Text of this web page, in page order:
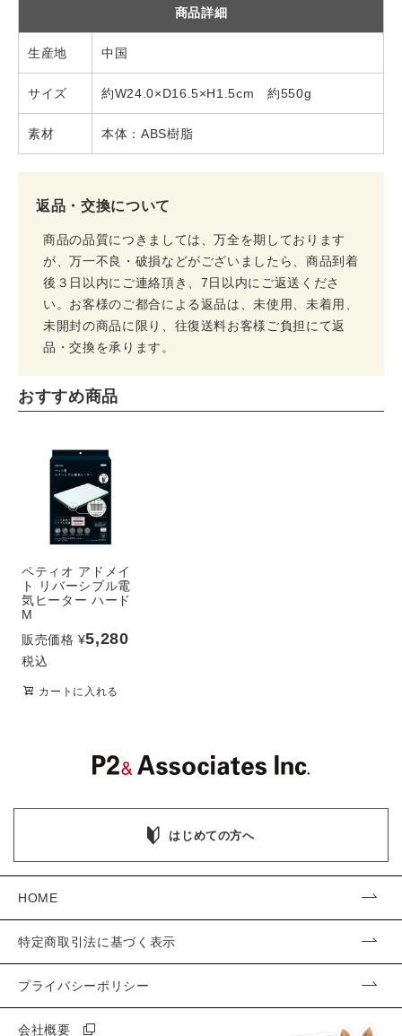
商品詳細
生産地 中国
サイズ 約W24.0×D16.5×H1.5cm 約550g
素材 本体：ABS樹脂
返品・交換について
商品の品質につきましては、万全を期しております
が、万一不良・破損などがございましたら、商品到着
後３日以内にご連絡頂き、7日以内にご返送くださ
い。お客様のご都合による返品は、未使用、未着用、
未開封の商品に限り、往復送料お客様ご負担にて返
品・交換を承ります。
おすすめ商品
ペティオ アドメイ
ト リバーシブル電
気ヒーター ハード
M
販売価格 ¥5,280
税込
カートに入れる
はじめての方へ
HOME
特定商取引法に基づく表示
プライバシーポリシー
会社概要